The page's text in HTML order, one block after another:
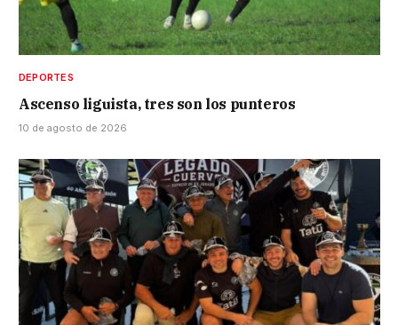
DEPORTES
Ascenso liguista, tres son los punteros
10 de agosto de 2026